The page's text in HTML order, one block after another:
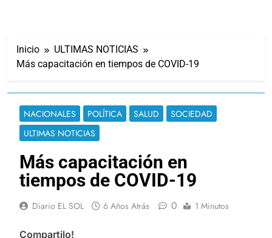
Inicio
ULTIMAS NOTICIAS
Más capacitación en tiempos de COVID-19
NACIONALES POLÍTICA SALUD
SOCIEDAD
ULTIMAS NOTICIAS
Más capacitación en
tiempos de COVID-19
Diario EL SOL 6 Años Atrás 0 1 Minutos
Compartilo!